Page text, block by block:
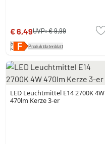
€ 6,49UVP:€ 9,99
Produktdatenblatt
LED Leuchtmittel E14 2700K 4W
470lm Kerze 3-er